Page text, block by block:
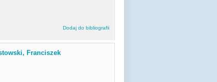
Dodaj do bibliografii
Franciszek